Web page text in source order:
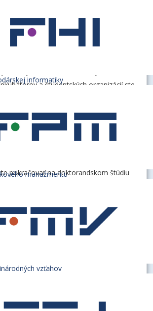
informatiky
manažmentu
vzťahov
v Bratislave vás pripravila nielen po
že ste si osvojili aj kritické
pohľad, jazykové kompetencie,
a rešpektu voči diverzite názorov. V
centier, zahraničných mobilít,
a študentských organizácií ste
potenciál, formovať identitu a budovať
aj za múrmi univerzity.
pôsobenie v biznise, vo verejnej
inštitúciách, neziskovom sektore
projektoch. Niektorí sa
pokračovať na doktorandskom štúdiu
už bude vaša cesta akákoľvek,
a prajeme, aby ste zostali verní svojim
spolutvorcami lepšej budúcnosti.
EUBA
miestnosti a seminárne
sa tým nekončí. Naopak –
partnerstva. Ako absolventi